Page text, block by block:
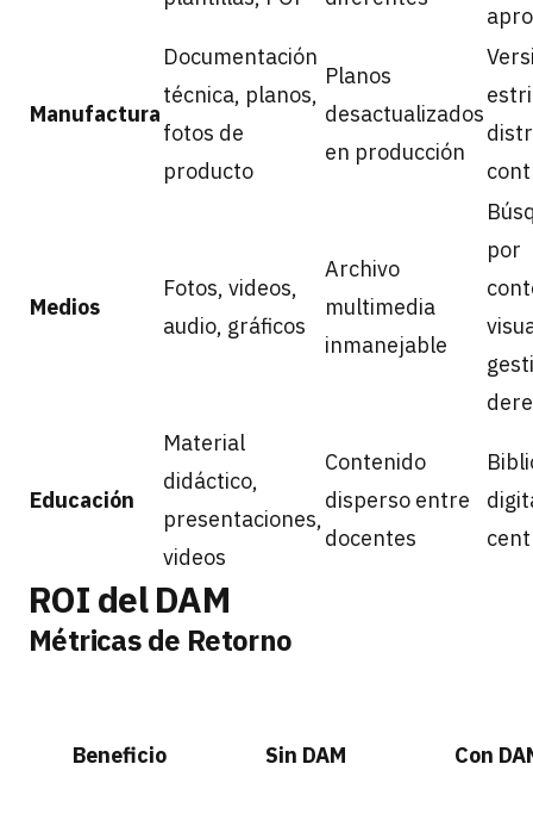
Manufactura
Documentación
técnica, planos,
fotos de
producto
Planos
desactualizados
en producción
Medios
Fotos, videos,
audio, gráficos
Archivo
multimedia
inmanejable
por
Educación
Material
didáctico,
presentaciones,
videos
Contenido
disperso entre
docentes
ROI del DAM
Métricas de Retorno
Beneficio Sin DAM Con